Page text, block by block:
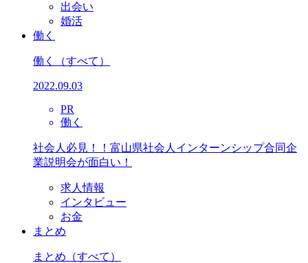
出会い
婚活
働く
働く （すべて）
2022.09.03
PR
働く
社会人必見！！富山県社会人インターンシップ合同企
業説明会が面白い！
求人情報
インタビュー
お金
まとめ
まとめ （すべて）